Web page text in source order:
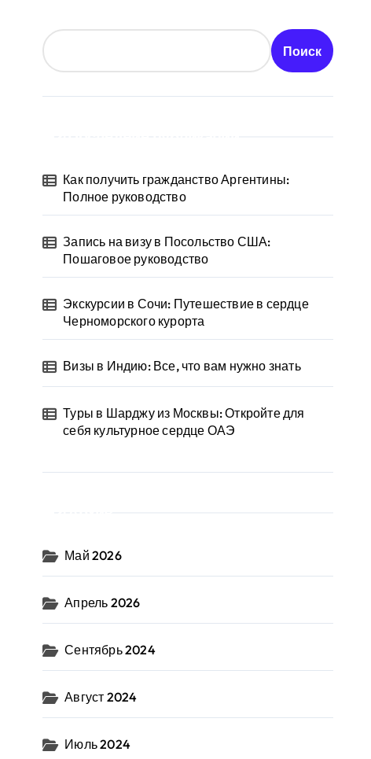
Поиск
Как получить гражданство Аргентины:
Полное руководство
Запись на визу в Посольство США:
Пошаговое руководство
Экскурсии в Сочи: Путешествие в сердце
Черноморского курорта
Визы в Индию: Все, что вам нужно знать
Туры в Шарджу из Москвы: Откройте для
себя культурное сердце ОАЭ
Май 2026
Апрель 2026
Сентябрь 2024
Август 2024
Июль 2024